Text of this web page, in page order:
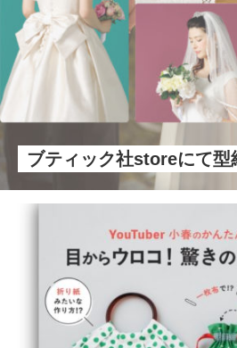
ブティック社storeにて型